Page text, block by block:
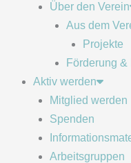
Über den Verein
Aus dem
Projekte
Förderung
Aktiv werden
Mitglied werden
Spenden
Arbeitsgruppen